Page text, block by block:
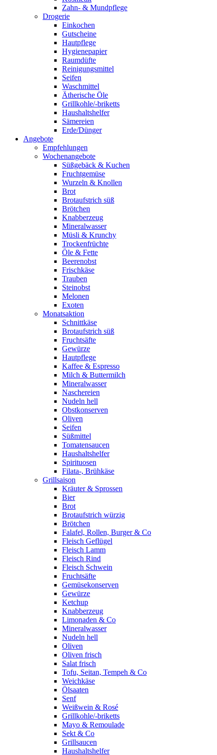
Zahn- & Mundpflege
Drogerie
Einkochen
Gutscheine
Hautpflege
Hygienepapier
Raumdüfte
Reinigungsmittel
Seifen
Waschmittel
Ätherische Öle
Grillkohle/-briketts
Haushaltshelfer
Sämereien
Erde/Dünger
Angebote
Empfehlungen
Wochenangebote
Süßgebäck & Kuchen
Fruchtgemüse
Wurzeln & Knollen
Brot
Brotaufstrich süß
Brötchen
Knabberzeug
Mineralwasser
Müsli & Krunchy
Trockenfrüchte
Öle & Fette
Beerenobst
Frischkäse
Trauben
Steinobst
Melonen
Exoten
Monatsaktion
Schnittkäse
Brotaufstrich süß
Fruchtsäfte
Gewürze
Hautpflege
Kaffee & Espresso
Milch & Buttermilch
Mineralwasser
Naschereien
Nudeln hell
Obstkonserven
Oliven
Seifen
Süßmittel
Tomatensaucen
Haushaltshelfer
Spirituosen
Filata-, Brühkäse
Grillsaison
Kräuter & Sprossen
Bier
Brot
Brotaufstrich würzig
Brötchen
Falafel, Rollen, Burger & Co
Fleisch Geflügel
Fleisch Lamm
Fleisch Rind
Fleisch Schwein
Fruchtsäfte
Gemüsekonserven
Gewürze
Ketchup
Knabberzeug
Limonaden & Co
Mineralwasser
Nudeln hell
Oliven
Oliven frisch
Salat frisch
Tofu, Seitan, Tempeh & Co
Weichkäse
Ölsaaten
Senf
Weißwein & Rosé
Grillkohle/-briketts
Mayo & Remoulade
Sekt & Co
Grillsaucen
Haushaltshelfer